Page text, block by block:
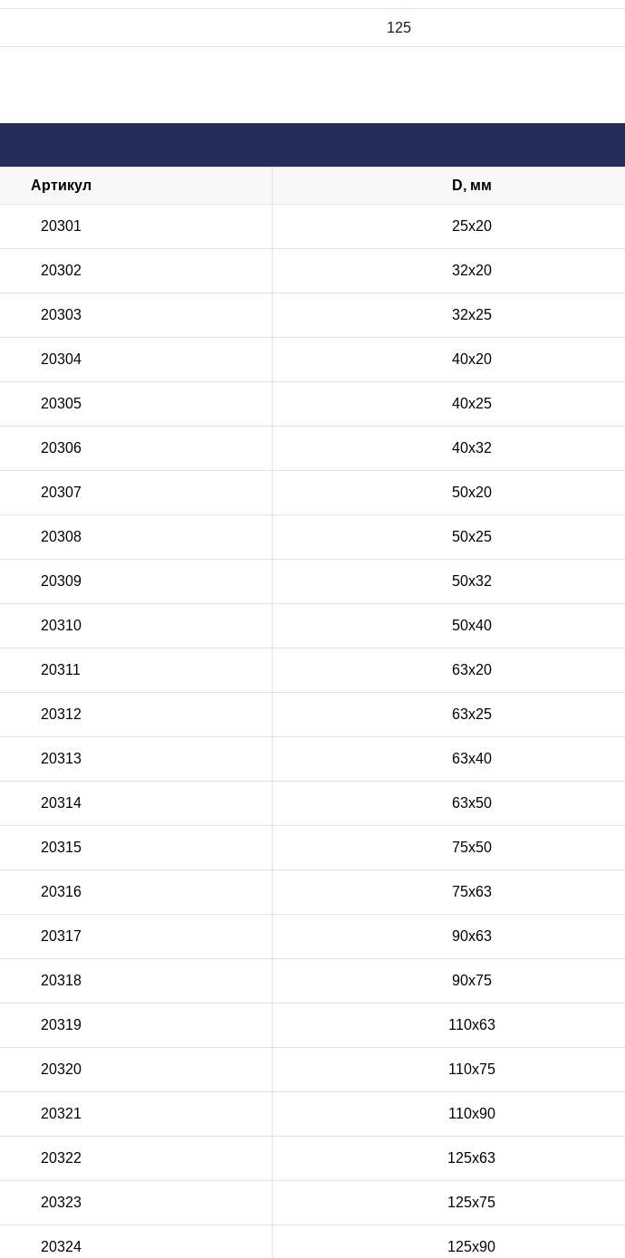
125
Артикул D, мм
20301 25x20
20302 32x20
20303 32x25
20304 40x20
20305 40x25
20306 40x32
20307 50x20
20308 50x25
20309 50x32
20310 50x40
20311 63x20
20312 63x25
20313 63x40
20314 63x50
20315 75x50
20316 75x63
20317 90x63
20318 90x75
20319 110x63
20320 110x75
20321 110x90
20322 125x63
20323 125x75
20324 125x90